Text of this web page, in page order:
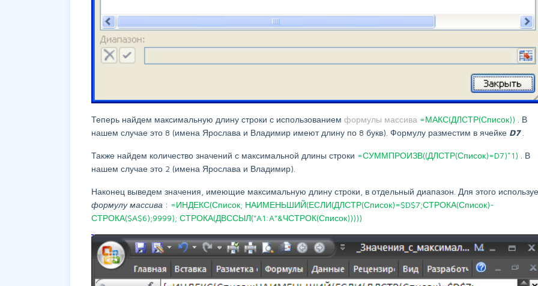
Теперь найдем максимальную длину строки с использованием формулы массива =МАКС(ДЛСТР(Список))
. В
нашем случае это 8 (имена Ярослава и Владимир имеют длину по 8 букв). Формулу разместим в ячейке D7
Также найдем количество значений с максимальной длины строки =СУММПРОИЗВ((ДЛСТР(Список)=D7)*1)
. В
нашем случае это 2 (имена Ярослава и Владимир).
Наконец выведем значения, имеющие максимальную длину строки, в отдельный диапазон. Для этого
формулу массива : =ИНДЕКС(Список; НАИМЕНЬШИЙ(ЕСЛИ(ДЛСТР(Список)=$D$7;СТРОКА(Список)-
СТРОКА($A$6);9999); СТРОКА(ДВССЫЛ("A1:A"&ЧСТРОК(Список)))))